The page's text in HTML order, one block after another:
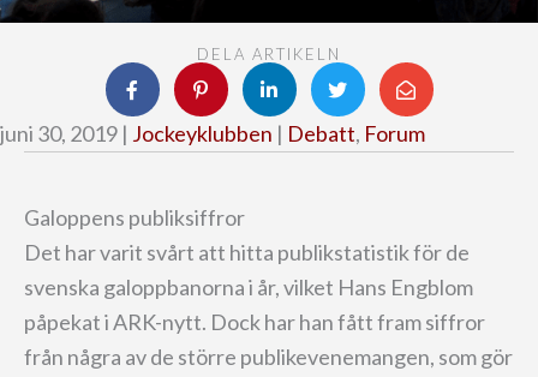
DELA ARTIKELN
juni 30, 2019 | Jockeyklubben | Debatt, Forum
Galoppens publiksiffror
Det har varit svårt att hitta publikstatistik för de
svenska galoppbanorna i år, vilket Hans Engblom
påpekat i ARK-nytt. Dock har han fått fram siffror
från några av de större publikevenemangen, som gör